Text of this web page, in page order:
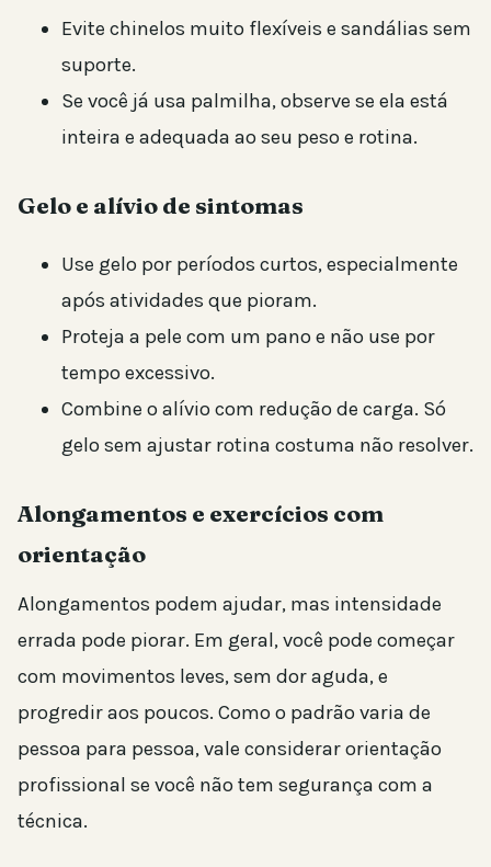
Evite chinelos muito flexíveis e sandálias sem
suporte.
Se você já usa palmilha, observe se ela está
inteira e adequada ao seu peso e rotina.
Gelo e alívio de sintomas
Use gelo por períodos curtos, especialmente
após atividades que pioram.
Proteja a pele com um pano e não use por
tempo excessivo.
Combine o alívio com redução de carga. Só
gelo sem ajustar rotina costuma não resolver.
Alongamentos e exercícios com
orientação
Alongamentos podem ajudar, mas intensidade
errada pode piorar. Em geral, você pode começar
com movimentos leves, sem dor aguda, e
progredir aos poucos. Como o padrão varia de
pessoa para pessoa, vale considerar orientação
profissional se você não tem segurança com a
técnica.